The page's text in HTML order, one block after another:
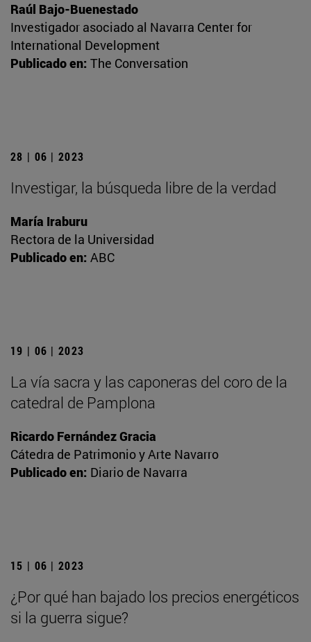
Raúl Bajo-Buenestado
Investigador asociado al Navarra Center for
International Development
Publicado en: The Conversation
28 | 06 | 2023
Investigar, la búsqueda libre de la verdad
María Iraburu
Rectora de la Universidad
Publicado en: ABC
19 | 06 | 2023
La vía sacra y las caponeras del coro de la
catedral de Pamplona
Ricardo Fernández Gracia
Cátedra de Patrimonio y Arte Navarro
Publicado en: Diario de Navarra
15 | 06 | 2023
¿Por qué han bajado los precios energéticos
si la guerra sigue?